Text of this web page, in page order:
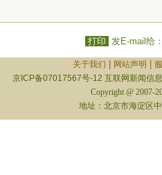
打印 发E-mail给
关于我们 网站声明
京ICP备07017567号-12 互联网新闻信
Copyright @ 2007-
地址：北京市海淀区